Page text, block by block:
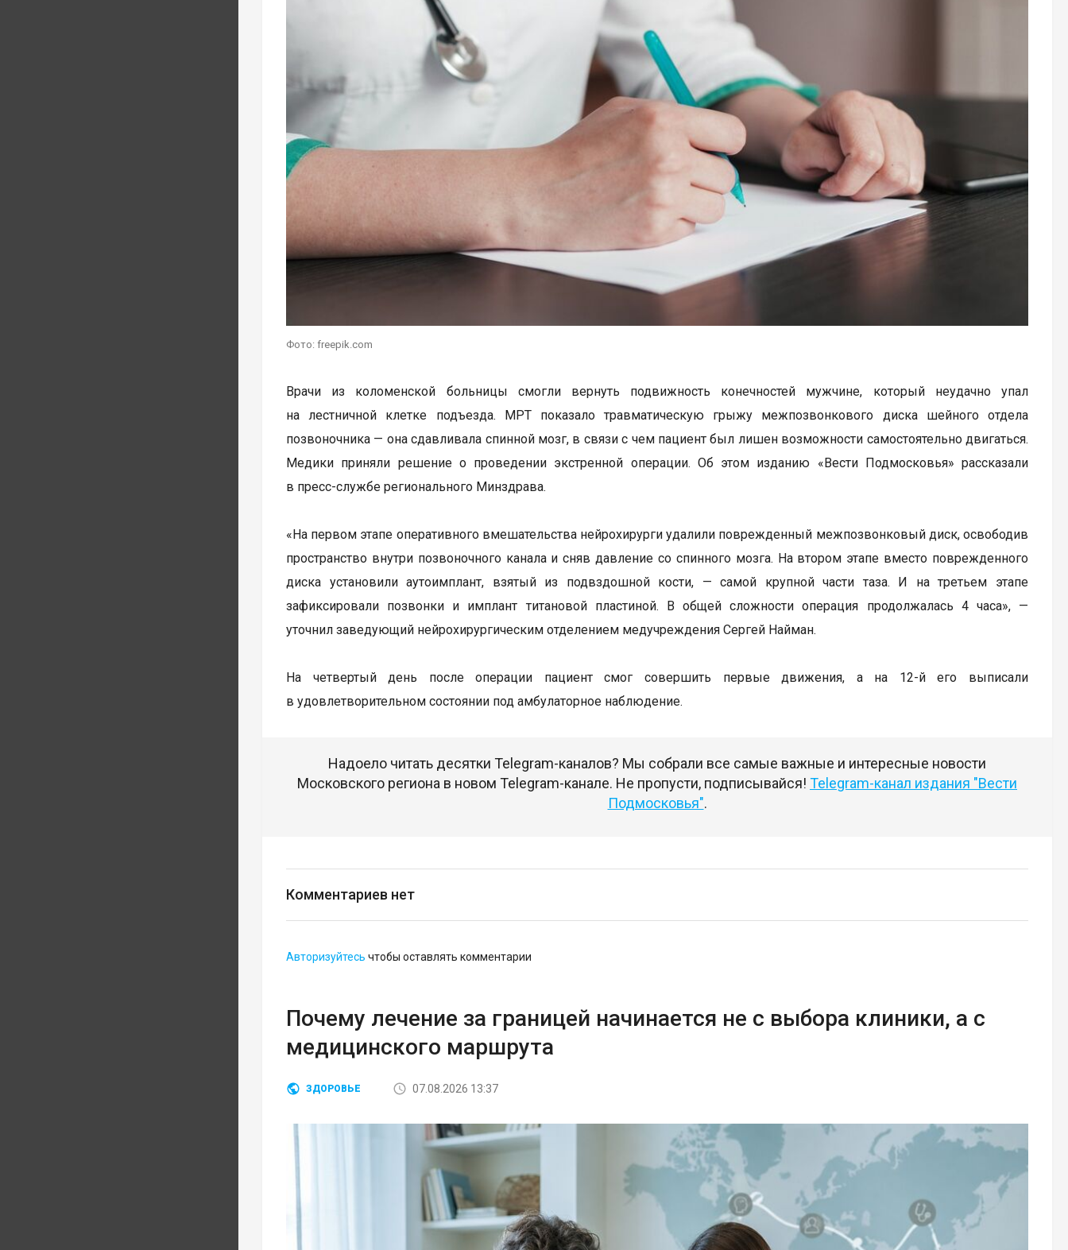
Фото: freepik.com
Врачи из коломенской больницы смогли вернуть подвижность конечностей мужчине, который неудачно упал
на лестничной клетке подъезда. МРТ показало травматическую грыжу межпозвонкового диска шейного отдела
позвоночника — она сдавливала спинной мозг, в связи с чем пациент был лишен возможности самостоятельно двигаться.
Медики приняли решение о проведении экстренной операции. Об этом изданию «Вести Подмосковья» рассказали
в пресс-службе регионального Минздрава.
«На первом этапе оперативного вмешательства нейрохирурги удалили поврежденный межпозвонковый диск, освободив
пространство внутри позвоночного канала и сняв давление со спинного мозга. На втором этапе вместо поврежденного
диска установили аутоимплант, взятый из подвздошной кости, — самой крупной части таза. И на третьем этапе
зафиксировали позвонки и имплант титановой пластиной. В общей сложности операция продолжалась 4 часа», —
уточнил заведующий нейрохирургическим отделением медучреждения Сергей Найман.
На четвертый день после операции пациент смог совершить первые движения, а на 12-й его выписали
в удовлетворительном состоянии под амбулаторное наблюдение.
Надоело читать десятки Telegram-каналов? Мы собрали все самые важные и интересные новости
Московского региона в новом Telegram-канале. Не пропусти, подписывайся! Telegram-канал издания "Вести
Подмосковья".
Комментариев нет
Авторизуйтесь чтобы оставлять комментарии
Почему лечение за границей начинается не с выбора клиники, а с
медицинского маршрута
ЗДОРОВЬЕ 07.08.2026 13:37